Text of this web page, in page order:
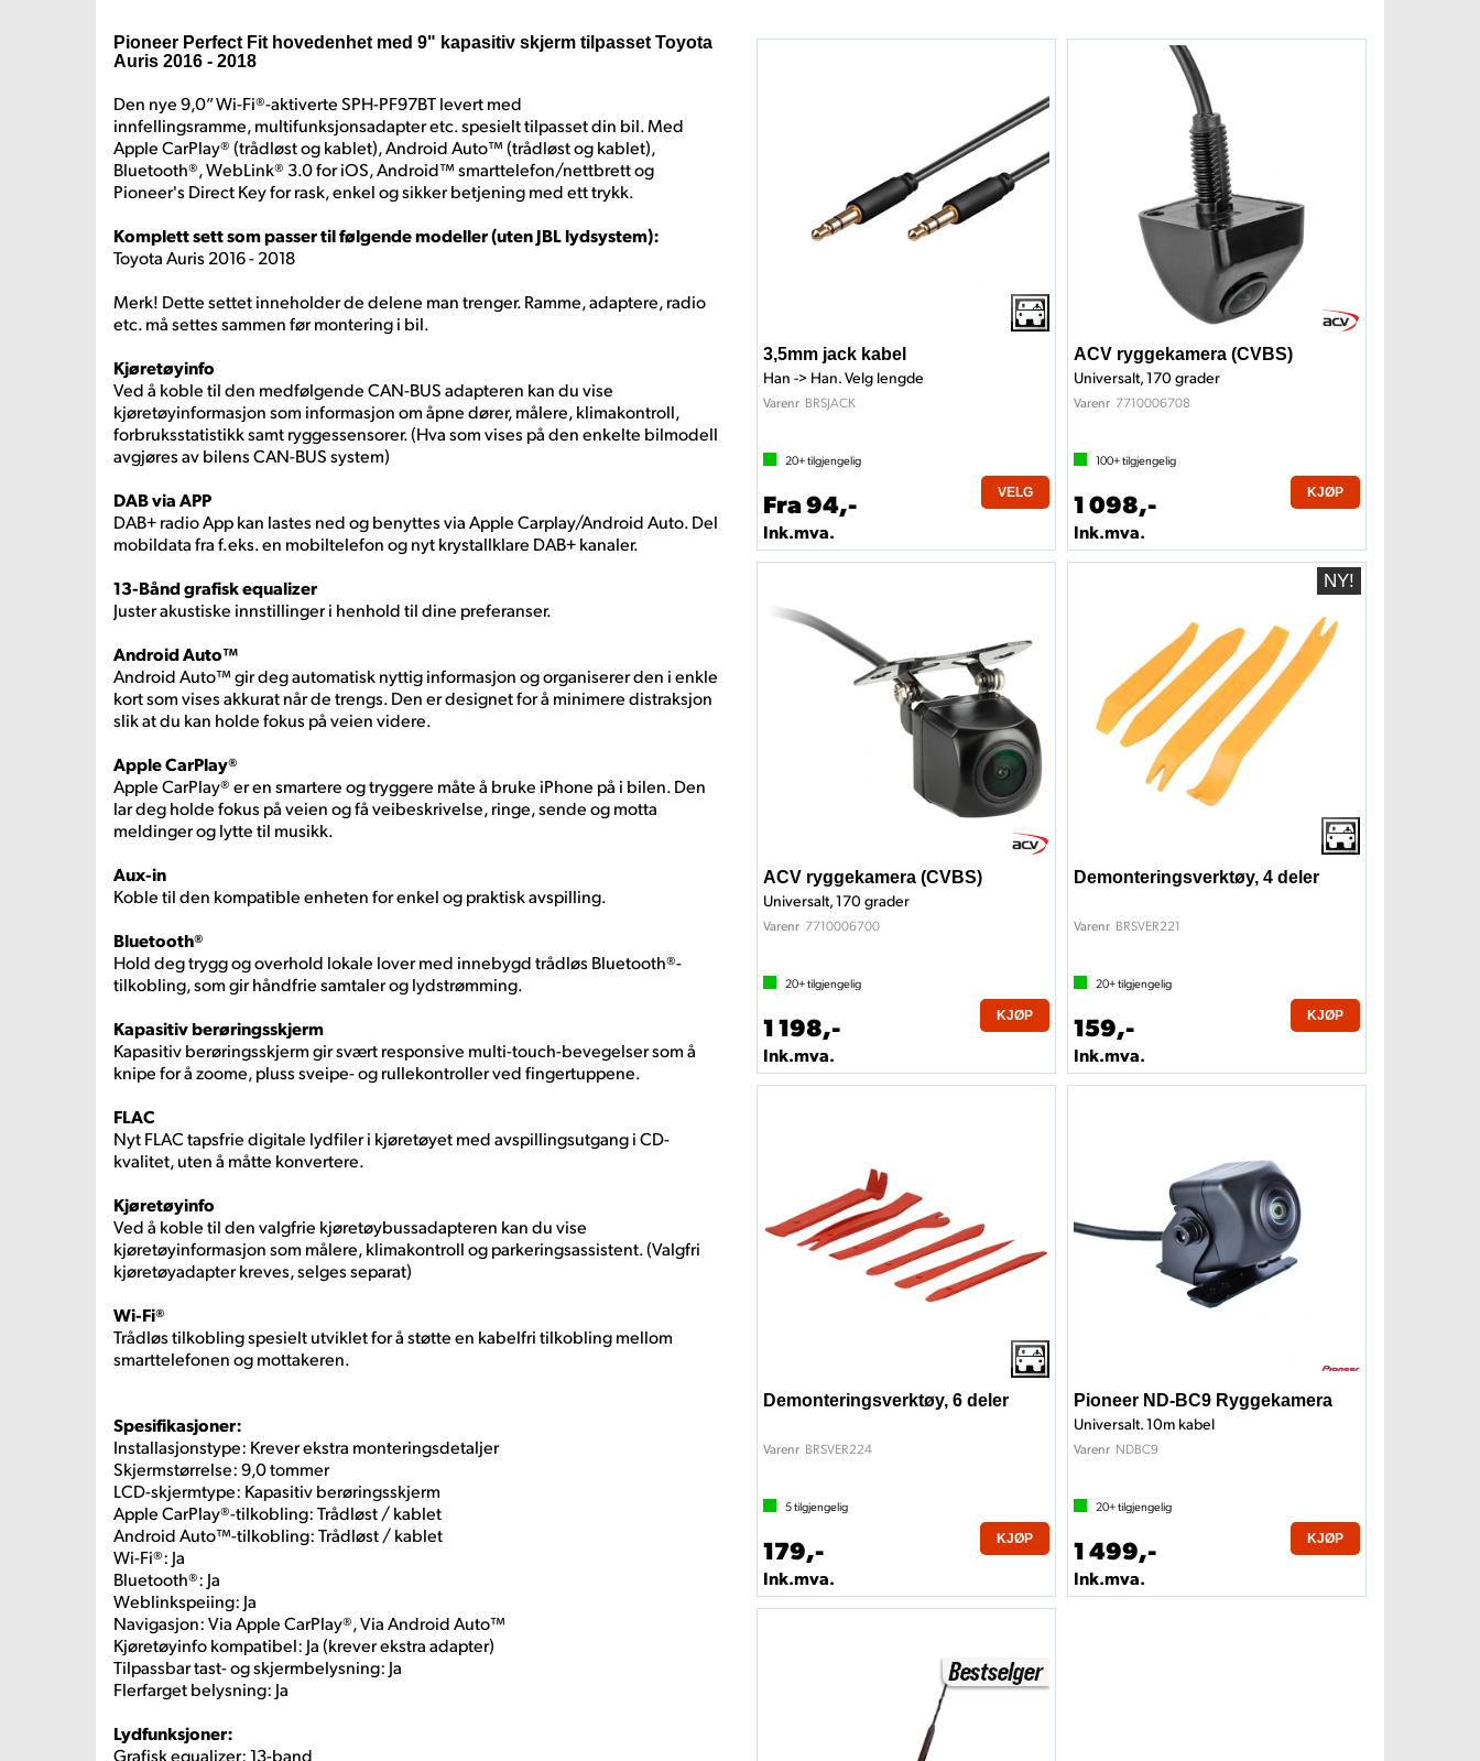
Pioneer Perfect Fit hovedenhet med 9" kapasitiv skjerm tilpasset Toyota
Auris 2016 - 2018
Den nye 9,0” Wi-Fi®-aktiverte SPH-PF97BT levert med
innfellingsramme, multifunksjonsadapter etc. spesielt tilpasset din bil. Med
Apple CarPlay® (trådløst og kablet), Android Auto™ (trådløst og kablet),
Bluetooth®, WebLink® 3.0 for iOS, Android™ smarttelefon/nettbrett og
Pioneer's Direct Key for rask, enkel og sikker betjening med ett trykk.
Komplett sett som passer til følgende modeller (uten JBL lydsystem):
Toyota Auris 2016 - 2018
Merk! Dette settet inneholder de delene man trenger. Ramme, adaptere, radio
etc. må settes sammen før montering i bil.
Kjøretøyinfo
Ved å koble til den medfølgende CAN-BUS adapteren kan du vise
kjøretøyinformasjon som informasjon om åpne dører, målere, klimakontroll,
forbruksstatistikk samt ryggessensorer. (Hva som vises på den enkelte bilmodell
avgjøres av bilens CAN-BUS system)
DAB via APP
DAB+ radio App kan lastes ned og benyttes via Apple Carplay/Android Auto. Del
mobildata fra f.eks. en mobiltelefon og nyt krystallklare DAB+ kanaler.
13-Bånd grafisk equalizer
Juster akustiske innstillinger i henhold til dine preferanser.
Android Auto™
Android Auto™ gir deg automatisk nyttig informasjon og organiserer den i enkle
kort som vises akkurat når de trengs. Den er designet for å minimere distraksjon
slik at du kan holde fokus på veien videre.
Apple CarPlay®
Apple CarPlay® er en smartere og tryggere måte å bruke iPhone på i bilen. Den
lar deg holde fokus på veien og få veibeskrivelse, ringe, sende og motta
meldinger og lytte til musikk.
Aux-in
Koble til den kompatible enheten for enkel og praktisk avspilling.
Bluetooth®
Hold deg trygg og overhold lokale lover med innebygd trådløs Bluetooth®-
tilkobling, som gir håndfrie samtaler og lydstrømming.
Kapasitiv berøringsskjerm
Kapasitiv berøringsskjerm gir svært responsive multi-touch-bevegelser som å
knipe for å zoome, pluss sveipe- og rullekontroller ved fingertuppene.
FLAC
Nyt FLAC tapsfrie digitale lydfiler i kjøretøyet med avspillingsutgang i CD-
kvalitet, uten å måtte konvertere.
Kjøretøyinfo
Ved å koble til den valgfrie kjøretøybussadapteren kan du vise
kjøretøyinformasjon som målere, klimakontroll og parkeringsassistent. (Valgfri
kjøretøyadapter kreves, selges separat)
Wi-Fi®
Trådløs tilkobling spesielt utviklet for å støtte en kabelfri tilkobling mellom
smarttelefonen og mottakeren.
Spesifikasjoner:
Installasjonstype: Krever ekstra monteringsdetaljer
Skjermstørrelse: 9,0 tommer
LCD-skjermtype: Kapasitiv berøringsskjerm
Apple CarPlay®-tilkobling: Trådløst / kablet
Android Auto™-tilkobling: Trådløst / kablet
Wi-Fi®: Ja
Bluetooth®: Ja
Weblinkspeiing: Ja
Navigasjon: Via Apple CarPlay®, Via Android Auto™
Kjøretøyinfo kompatibel: Ja (krever ekstra adapter)
Tilpassbar tast- og skjermbelysning: Ja
Flerfarget belysning: Ja
Lydfunksjoner:
Grafisk equalizer: 13-band
3,5mm jack kabel
Han -> Han. Velg lengde
Varenr BRSJACK
20+tilgjengelig
Fra 94,-
Ink.mva.
VELG
ACV ryggekamera (CVBS)
Universalt, 170 grader
Varenr 7710006708
100+tilgjengelig
1 098,-
Ink.mva.
KJØP
ACV ryggekamera (CVBS)
Universalt, 170 grader
Varenr 7710006700
20+tilgjengelig
1 198,-
Ink.mva.
KJØP
Demonteringsverktøy, 4 deler
Varenr BRSVER221
20+tilgjengelig
159,-
Ink.mva.
KJØP
Demonteringsverktøy, 6 deler
Varenr BRSVER224
5tilgjengelig
179,-
Ink.mva.
KJØP
Pioneer ND-BC9 Ryggekamera
Universalt. 10m kabel
Varenr NDBC9
20+tilgjengelig
1 499,-
Ink.mva.
KJØP